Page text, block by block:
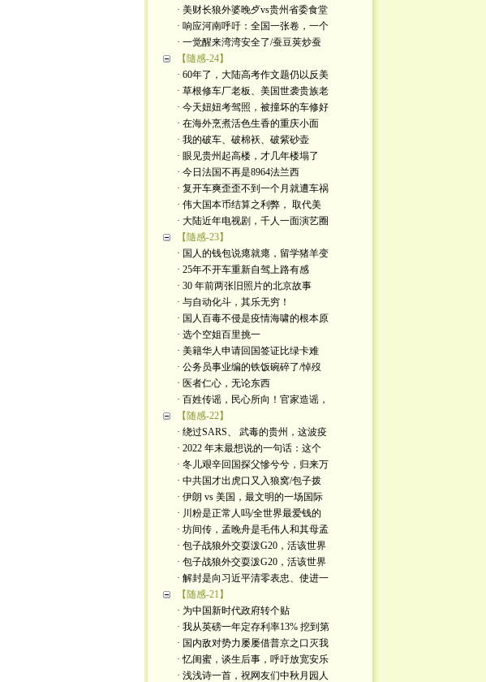
· 美财长狼外婆晚歺vs贵州省委食堂
· 响应河南呼吁：全国一张卷，一个
· 一觉醒来湾湾安全了/蚕豆荚炒蚕
【隨感-24】
· 60年了，大陆高考作文题仍以反美
· 草根修车厂老板、美国世袭贵族老
· 今天妞妞考驾照，被撞坏的车修好
· 在海外烹煮活色生香的重庆小面
· 我的破车、破棉袄、破紫砂壶
· 眼见贵州起高楼，才几年楼塌了
· 今日法国不再是8964法兰西
· 复开车爽歪歪不到一个月就遭车祸
· 伟大国本币结算之利弊， 取代美
· 大陆近年电视剧，千人一面演艺圈
【隨感-23】
· 国人的钱包说瘪就瘪，留学猪羊变
· 25年不开车重新自驾上路有感
· 30 年前两张旧照片的北京故事
· 与自动化斗，其乐无穷！
· 国人百毒不侵是疫情海啸的根本原
· 选个空姐百里挑一
· 美籍华人申请回国签证比绿卡难
· 公务员事业编的铁饭碗碎了/悼歿
· 医者仁心，无论东西
· 百姓传谣，民心所向！官家造谣，
【随感-22】
· 绕过SARS、 武毒的贵州，这波疫
· 2022 年末最想说的一句话：这个
· 冬儿艰辛回国探父慘兮兮，归来万
· 中共国才出虎口又入狼窝/包子拨
· 伊朗 vs 美国，最文明的一场国际
· 川粉是正常人吗/全世界最爱钱的
· 坊间传，孟晚舟是毛伟人和其母孟
· 包子战狼外交耍泼G20，活该世界
· 包子战狼外交耍泼G20，活该世界
· 解封是向习近平清零表忠、使进一
【随感-21】
· 为中国新时代政府转个贴
· 我从英磅一年定存利率13% 挖到第
· 国内敌对势力屡屡借普京之口灭我
· 忆闺蜜，谈生后事，呼吁放宽安乐
· 浅浅诗一首，祝网友们中秋月园人